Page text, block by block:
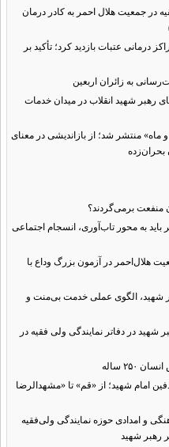
در جمعیت هلال احمر به کادر درمان
درمانی عتبات بازدید کرد؛ تأکید بر
به زائران اربعین
رهبر شهید انقلاب در میدان خدمات
ماه» منتشر شد؛ از بازاندیشی در معنای
بحران‌زده
منفعت برمی‌گردند؟
به محور تاب‌آوری، انسجام اجتماعی
هلال‌احمر در آزمون بزرگ وداع با
شهید، الگوی عملی خدمت بی‌منت و
رهبر شهید در دفاتر نمایندگی ولی فقیه در
ساله
امام شهید؛ از «قم» تا «مشهدالرضا
و امدادی حوزه نمایندگی ولی‌فقیه
رهبر شهید